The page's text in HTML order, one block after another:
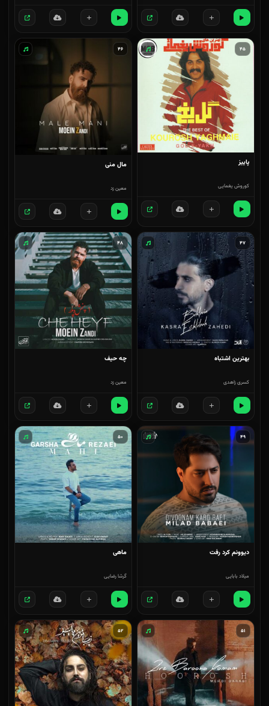
۴۵
پاییز
کوروش یغمایی
۴۶
مال منی
معین زد
۴۷
بهترین اشتباه
کسری زاهدی
۴۸
چه حیف
معین زد
۴۹
دیوونم کرد رفت
میلاد بابایی
۵۰
ماهی
گرشا رضایی
۵۱ ۵۲